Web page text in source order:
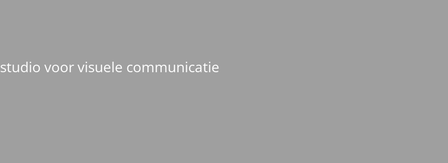
studio voor visuele communicatie